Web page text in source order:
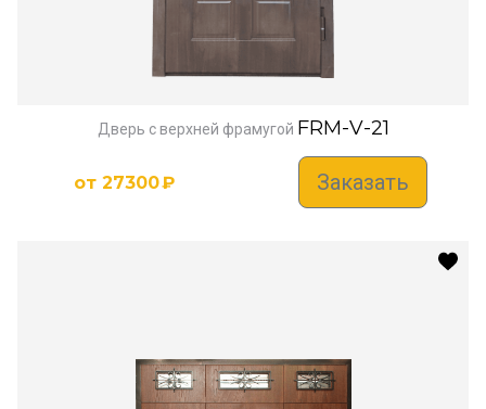
Дверь с верхней фрамугой FRM-V-21
от 27300₽ Заказать